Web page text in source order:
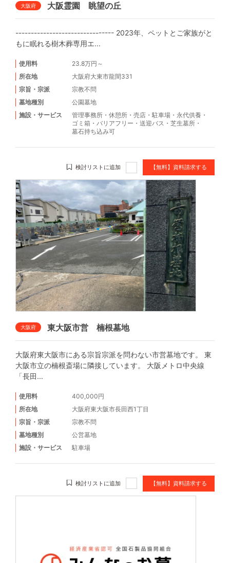
大阪府 大阪霊園 眺望の丘
-------------------------------- 2023年、ペットとご家族がと
もに眠れる樹木葬専用エ...
使用料
23.8万円～
所在地
大阪府大東市龍間331
宗旨・宗派
宗教不問
墓地種別
公園墓地
施設・サービス
管理事務所 ・ 休憩所 ・ 売店 ・ 駐車場 ・ 永代供養 ・
ゴミ箱 ・ バリアフリー ・ 送迎バス ・ 芝生墓所 ・
墓石持ち込み可
検討リストに追加 【無料】資料請求する
大阪府 東大阪市営 楠根墓地
大阪府東大阪市にある宗旨宗派を問わない市営墓地です。 東
大阪市立の楠根斎場に隣接しています。 大阪メトロ中央線
「長田...
使用料
400,000円
所在地
大阪府東大阪市長田西1丁目
宗旨・宗派
宗教不問
墓地種別
公営墓地
施設・サービス
駐車場
検討リストに追加 【無料】資料請求する